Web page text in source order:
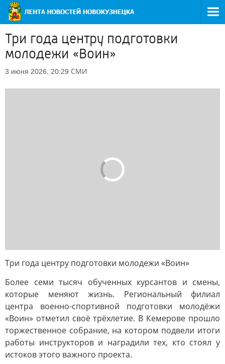
Три года центру подготовки
молодежи «Воин»
3 июня 2026, 20:29 СМИ
Три года центру подготовки молодежи «Воин»
Более семи тысяч обученных курсантов и смены,
которые меняют жизнь. Региональный филиал
центра военно-спортивной подготовки молодёжи
«Воин» отметил своё трёхлетие. В Кемерове прошло
торжественное собрание, на котором подвели итоги
работы инструкторов и наградили тех, кто стоял у
истоков этого важного проекта.